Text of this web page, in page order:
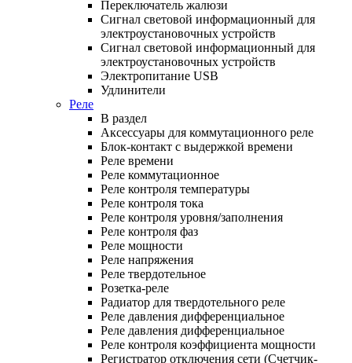
Переключатель жалюзи
Сигнал световой информационный для
электроустановочных устройств
Сигнал световой информационный для
электроустановочных устройств
Электропитание USB
Удлинители
Реле
В раздел
Аксессуары для коммутационного реле
Блок-контакт с выдержкой времени
Реле времени
Реле коммутационное
Реле контроля температуры
Реле контроля тока
Реле контроля уровня/заполнения
Реле контроля фаз
Реле мощности
Реле напряжения
Реле твердотельное
Розетка-реле
Радиатор для твердотельного реле
Реле давления дифференциальное
Реле давления дифференциальное
Реле контроля коэффициента мощности
Регистратор отключения сети (Счетчик-